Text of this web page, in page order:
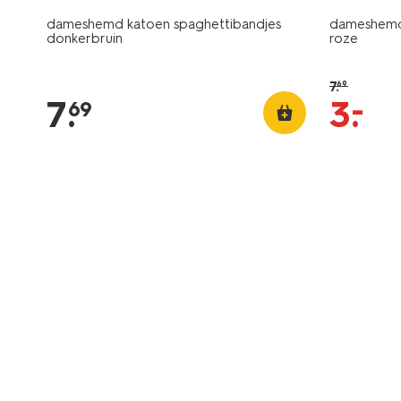
dameshemd katoen spaghettibandjes
donkerbruin
7.
69
roze
7.69
3.
–